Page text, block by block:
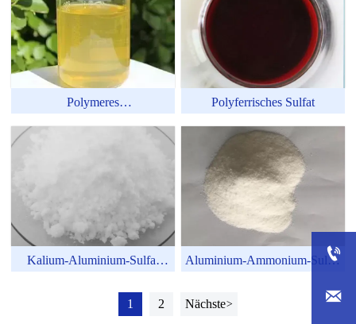
Polymeres
Aluminiumeisensulfat
Polyferrisches Sulfat
Kalium-Aluminium-Sulfat
(Kalium-Alaun)
Aluminium-Ammonium-Sulfat
(Ammonium-Alaun)
1 2 Nächste>

